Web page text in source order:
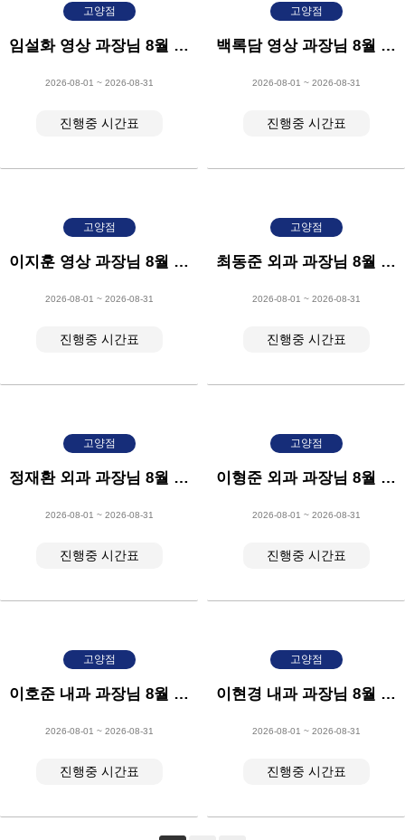
고양점
임설화 영상 과장님 8월 시간표
2026-08-01 ~ 2026-08-31
진행중 시간표
고양점
백록담 영상 과장님 8월 시간표
2026-08-01 ~ 2026-08-31
진행중 시간표
고양점
이지훈 영상 과장님 8월 시간표
2026-08-01 ~ 2026-08-31
진행중 시간표
고양점
최동준 외과 과장님 8월 시간표
2026-08-01 ~ 2026-08-31
진행중 시간표
고양점
정재환 외과 과장님 8월 시간표
2026-08-01 ~ 2026-08-31
진행중 시간표
고양점
이형준 외과 과장님 8월 시간표
2026-08-01 ~ 2026-08-31
진행중 시간표
고양점
이호준 내과 과장님 8월 시간표
2026-08-01 ~ 2026-08-31
진행중 시간표
고양점
이현경 내과 과장님 8월 시간표
2026-08-01 ~ 2026-08-31
진행중 시간표